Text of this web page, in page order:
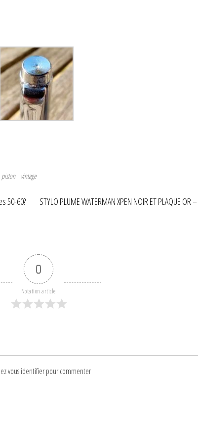
piston vintage
50-60? STYLO PLUME WATERMAN XPEN NOIR ET PLAQUE OR
0
Notation article
vous identifier pour commenter